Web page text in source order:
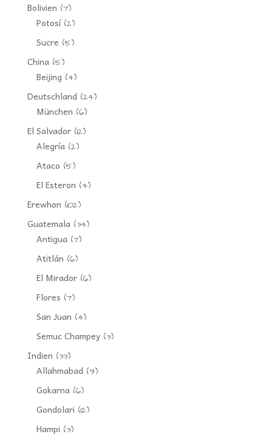
Bolivien (7)
Potosí(2)
Sucre (5)
China(5)
Beijing (4)
Deutschland(24)
München (6)
El Salvador(12)
Alegría(2)
Ataco (5)
El Esteron (4)
Erewhon (102)
Guatemala(34)
Antigua(7)
Atitlán (6)
El Mirador(6)
Flores (7)
San Juan (4)
Semuc Champey(3)
Indien (33)
Allahmabad(9)
Gokarna(6)
Gondolari (12)
Hampi (3)